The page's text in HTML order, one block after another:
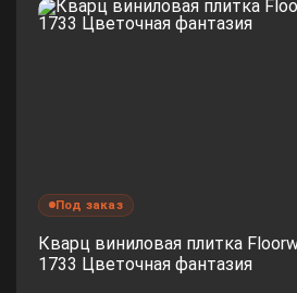
Под заказ
Кварц виниловая плитка
1733 Цветочная фантазия